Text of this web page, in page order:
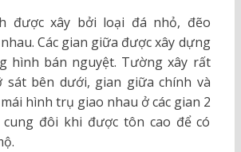
được xây bởi loại đá nhỏ, đẽo
Các gian giữa được xây dựng
hình bán nguyệt. Tường xây rất
sát bên dưới, gian giữa chính và
hình trụ giao nhau ở các gian 2
cung đôi khi được tôn cao để có